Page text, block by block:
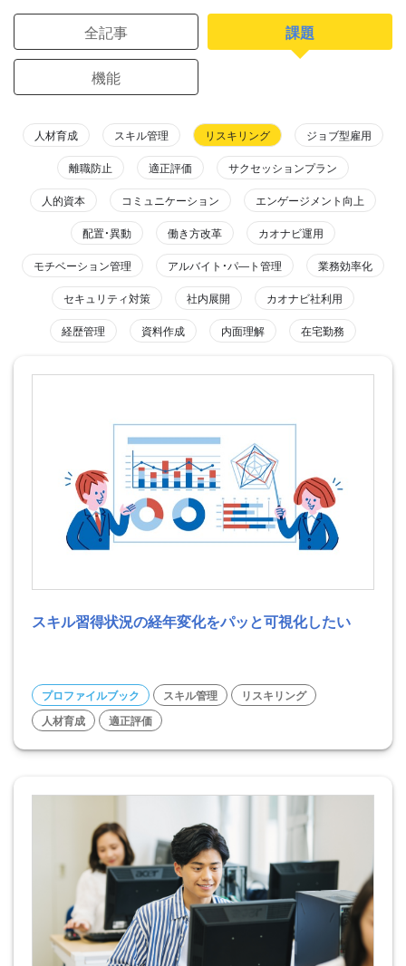
全記事 課題
機能
人材育成 スキル管理 リスキリング
ジョブ型雇用
離職防止
適正評価
サクセッションプラン
人的資本
コミュニケーション
エンゲージメント向上
配置・異動
働き方改革
カオナビ運用
モチベーション管理
アルバイト・パ―ト管理
業務効率化
セキュリティ対策
社内展開
カオナビ社利用
経歴管理
資料作成 内面理解 在宅勤務
スキル習得状況の経年変化をパッと可視化したい
プロファイルブック スキル管理
リスキリング
人材育成
適正評価